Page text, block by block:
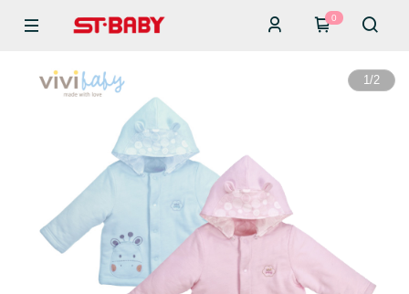
0
1/2